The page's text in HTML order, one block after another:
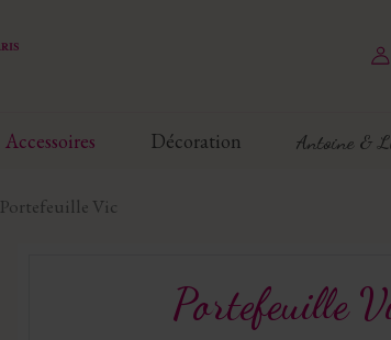
Accessoires Décoration Antoine &
Portefeuille Vic
Portefeuille